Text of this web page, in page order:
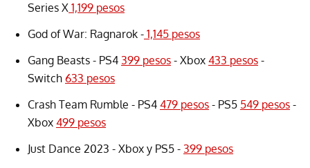
Series X 1,199 pesos
God of War: Ragnarok - 1,145 pesos
Gang Beasts - PS4 399 pesos - Xbox 433 pesos -
Switch 633 pesos
Crash Team Rumble - PS4 479 pesos - PS5 549 pesos -
Xbox 499 pesos
Just Dance 2023 - Xbox y PS5 - 399 pesos